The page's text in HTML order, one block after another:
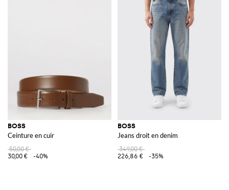
BOSS
Ceinture en cuir
50,00 €
30,00 €
-40%
BOSS
Jeans droit en denim
349,00 €
226,86 €
-35%